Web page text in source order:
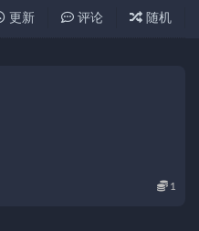
更新 评论 随机
1